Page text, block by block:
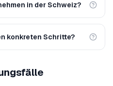
in der Schweiz?
konkreten Schritte?